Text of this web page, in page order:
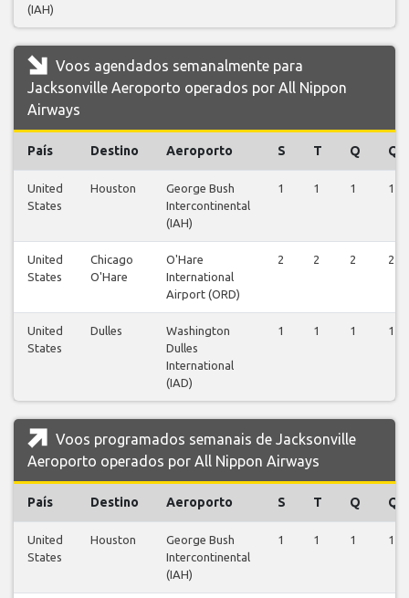
(IAH)
Voos agendados semanalmente para
Jacksonville Aeroporto operados por All Nippon
Airways
País Destino Aeroporto S T Q Q
United
States
Houston
George Bush
Intercontinental
(IAH)
1 1 1 1
United
States
Chicago
O'Hare
O'Hare
International
Airport (ORD)
2 2 2 2
United
States
Dulles
Washington
Dulles
International
(IAD)
1 1 1 1
Voos programados semanais de Jacksonville
Aeroporto operados por All Nippon Airways
País Destino Aeroporto S T Q Q
United
States
Houston
George Bush
Intercontinental
(IAH)
1 1 1 1